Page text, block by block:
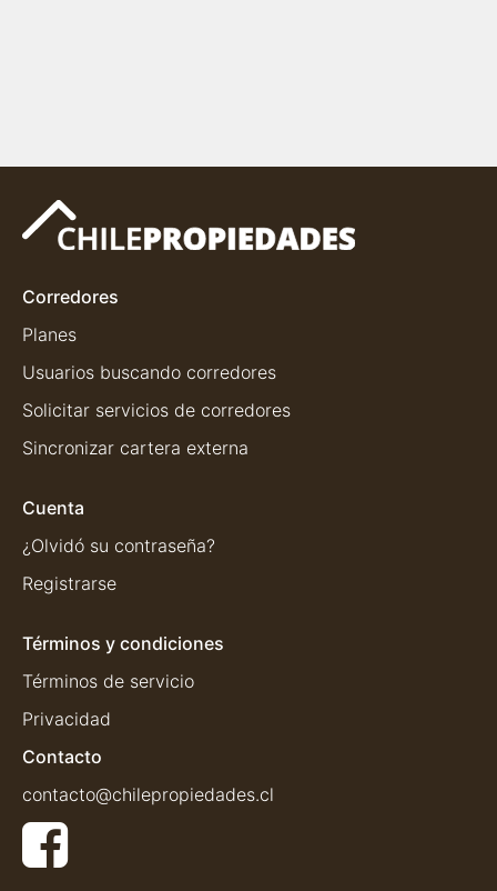
Corredores
Planes
Usuarios buscando corredores
Solicitar servicios de corredores
Sincronizar cartera externa
Cuenta
¿Olvidó su contraseña?
Registrarse
Términos y condiciones
Términos de servicio
Privacidad
Contacto
contacto@chilepropiedades.cl